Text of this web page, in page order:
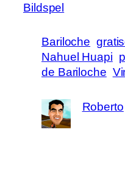
Bildspel
Bariloche
Nahuel Huapi
de Bariloche
Roberto